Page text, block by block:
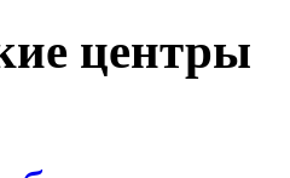
центры